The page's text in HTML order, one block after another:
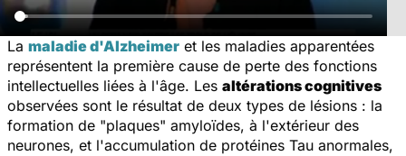
La maladie d'Alzheimer et les maladies apparentées
représentent la première cause de perte des fonctions
intellectuelles liées à l'âge. Les altérations cognitives
observées sont le résultat de deux types de lésions : la
formation de "plaques" amyloïdes, à l'extérieur des
neurones, et l'accumulation de protéines Tau anormales,